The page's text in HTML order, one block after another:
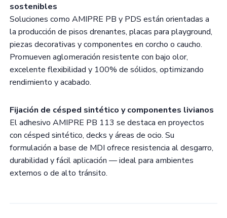
sostenibles
Soluciones como AMIPRE PB y PDS están orientadas a
la producción de pisos drenantes, placas para playground,
piezas decorativas y componentes en corcho o caucho.
Promueven aglomeración resistente con bajo olor,
excelente flexibilidad y 100% de sólidos, optimizando
rendimiento y acabado.
Fijación de césped sintético y componentes livianos
El adhesivo AMIPRE PB 113 se destaca en proyectos
con césped sintético, decks y áreas de ocio. Su
formulación a base de MDI ofrece resistencia al desgarro,
durabilidad y fácil aplicación — ideal para ambientes
externos o de alto tránsito.